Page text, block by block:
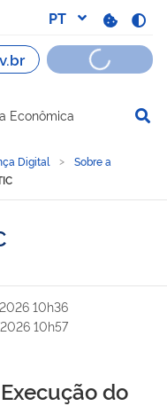
Econômica
Digital
Sobre a
10h36
10h57
do